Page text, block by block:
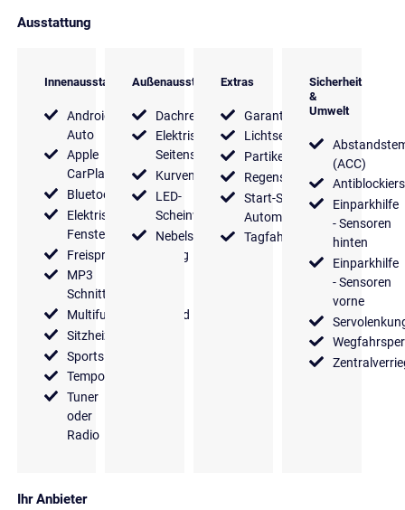
Ausstattung
Innenausstattung
Android
Auto
Apple
CarPlay
Bluetooth
Elektrische
Fensterheber
Freisprecheinrichtung
MP3
Schnittstelle
Multifunktionslenkrad
Sitzheizung
Sportsitze
Tempomat
Tuner
oder
Radio
Außenausstattung
Dachreling
Elektrische
Seitenspiegel
Kurvenlicht
LED-
Scheinwerfer
Nebelscheinwerfer
Extras
Garantie
Lichtsensor
Partikelfilter
Regensensor
Start-Stop
Automatik
Tagfahrlicht
Sicherheit
&
Umwelt
(ACC)
Einparkhilfe
- Sensoren
hinten
Einparkhilfe
- Sensoren
vorne
Ihr Anbieter